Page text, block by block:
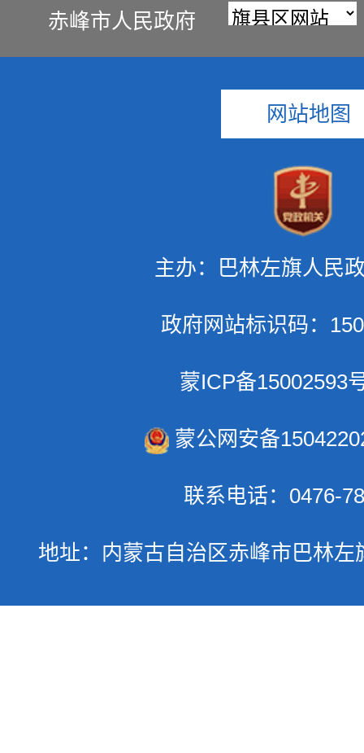
赤峰市人民政府
网站地图
主办：巴林左旗人民
政府网站标识码：
蒙ICP备15002593
蒙公网安备
联系电话：0476-
地址：内蒙古自治区赤峰市巴林